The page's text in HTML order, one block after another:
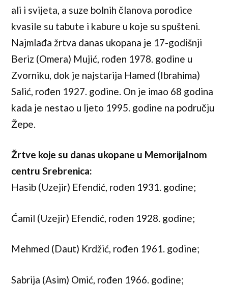
ali i svijeta, a suze bolnih članova porodice
kvasile su tabute i kabure u koje su spušteni.
Najmlađa žrtva danas ukopana je 17-godišnji
Beriz (Omera) Mujić, rođen 1978. godine u
Zvorniku, dok je najstarija Hamed (Ibrahima)
Salić, rođen 1927. godine. On je imao 68 godina
kada je nestao u ljeto 1995. godine na području
Žepe.
Žrtve koje su danas ukopane u Memorijalnom
centru Srebrenica:
Hasib (Uzejir) Efendić, rođen 1931. godine;
Ćamil (Uzejir) Efendić, rođen 1928. godine;
Mehmed (Daut) Krdžić, rođen 1961. godine;
Sabrija (Asim) Omić, rođen 1966. godine;